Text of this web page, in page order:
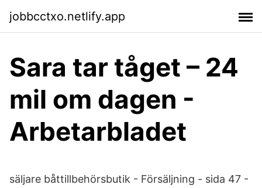
jobbcctxo.netlify.app
Sara tar tåget – 24
mil om dagen -
Arbetarbladet
säljare båttillbehörsbutik - Försäljning - sida 47 -